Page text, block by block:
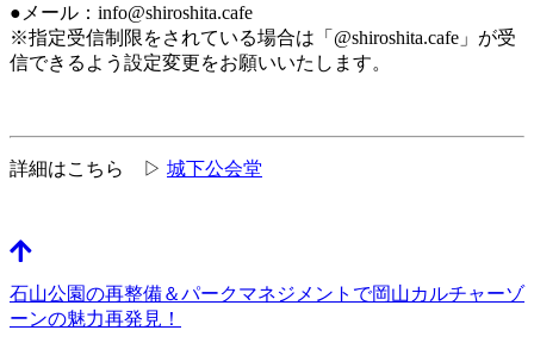
●メール：info@shiroshita.cafe
※指定受信制限をされている場合は「@shiroshita.cafe」が受
信できるよう設定変更をお願いいたします。
詳細はこちら ▷ 城下公会堂
石山公園の再整備＆パークマネジメントで岡山カルチャーゾ
ーンの魅力再発見！